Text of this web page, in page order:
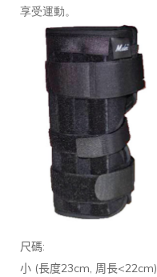
享受運動。
尺碼:
小 (長度23cm, 周長<22cm)